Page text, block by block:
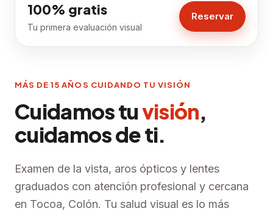
MÁS DE 15 AÑOS CUIDANDO TU VISIÓN
Cuidamos tuvisión,
cuidamos de ti.
Examen de la vista, aros ópticos y lentes
graduados con atención profesional y cercana
en Tocoa, Colón. Tu salud visual es lo más
100% gratis
Tu primera evaluación visual
Reservar